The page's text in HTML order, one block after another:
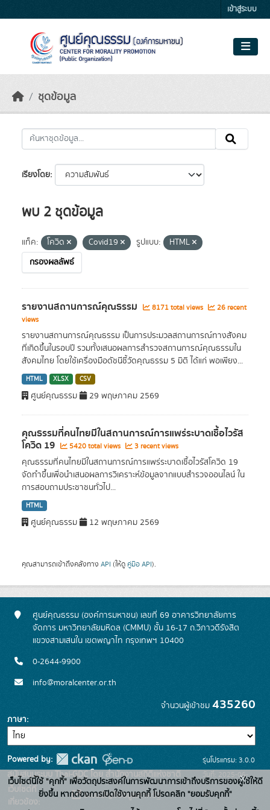
เข้าสู่ระบบ
ชุดข้อมูล
เรียงโดย
พบ 2 ชุดข้อมูล
แท็ค: โควิด Covid19 รูปแบบ:
HTML
กรองผลลัพธ์
รายงานสถานการณ์คุณธรรม 8171 total views
26 recent
views
รายงานสถานการณ์คุณธรรม เป็นการประมวลสถานการณ์ทางสังคม
ที่เกิดขึ้นในรอบปี รวมทั้งเสนอผลการสำรวจสถานการณ์คุณธรรมใน
สังคมไทย โดยใช้เครื่องมือดัชนีชี้วัดคุณธรรม 5 มิติ ได้แก่ พอเพียง...
HTML XLSX CSV
ศูนย์คุณธรรม 29 พฤษภาคม 2569
คุณธรรมที่คนไทยมีในสถานการณ์การแพร่ระบาดเชื้อไวรัส
โควิด 19 5420 total views 3 recent views
คุณธรรมที่คนไทยมีในสถานการณ์การแพร่ระบาดเชื้อไวรัสโควิด 19
จัดทำขึ้นเพื่อนำเสนอผลการวิเคราะห์ข้อมูลจากแบบสำรวจออนไลน์ ใน
การสอบถามประชาชนทั่วไป...
HTML
ศูนย์คุณธรรม 12 พฤษภาคม 2569
คุณสามารถเข้าถึงคลังทาง API (ให้ดู คู่มือ API).
ศูนย์คุณธรรม (องค์การมหาชน) เลขที่ 69 อาคารวิทยาลัยการ
จัดการ มหาวิทยาลัยมหิดล (CMMU) ชั้น 16-17 ถ.วิภาวดีรังสิต
แขวงสามเสนใน เขตพญาไท กรุงเทพฯ 10400
0-2644-9900
info@moralcenter.or.th
จำนวนผู้เข้าชม 435260
ภาษา
Powered by:
สนับสนุนระบบ Thai-GDC โดย สำนักงานสถิติแห่งชาติ
เว็บไซต์ที่
เกี่ยวข้อง:
ระบบบัญชีข้อมูลภาครัฐ
รุ่นโปรแกรม: 3.0.0
วันที่: 2025-06-
26
เว็บไซต์นี้ใช้ "คุกกี้" เพื่อวัตถุประสงค์ในการพัฒนาการเข้าถึงบริการของผู้ใช้ให้ดี
ยิ่งขึ้น หากต้องการเปิดใช้งานคุกกี้ โปรดคลิก "ยอมรับคุกกี้"
x